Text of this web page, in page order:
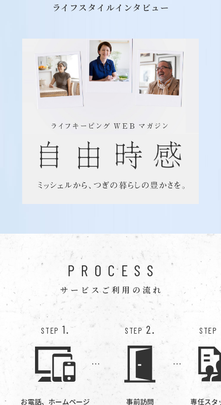
ライフスタイルインタビュー
PROCESS
サービスご利用の流れ
STEP 1.
お電話、ホームページ
STEP 2.
事前訪問
STEP
専任スタ